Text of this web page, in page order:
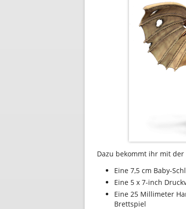
Dazu bekommt ihr mit
Eine 7,5 cm Baby-
Eine 5 x 7-inch
Eine 25 Millimeter
Brettspiel